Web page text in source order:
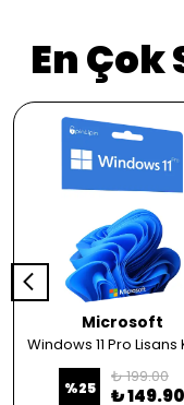
En
Microsoft
%25
₺ 199.00
₺ 149.90